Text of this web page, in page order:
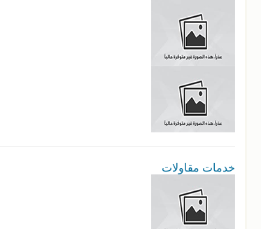
خدمات مقاولات